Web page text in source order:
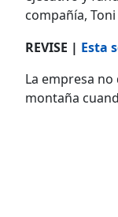
compañía,
REVISE | Esta
La empresa
montaña